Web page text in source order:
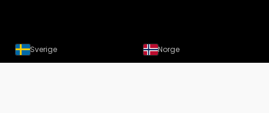
Sverige Norge